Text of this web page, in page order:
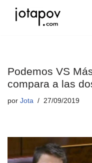
Podemos VS
compara a las
por Jota 27/09/2019